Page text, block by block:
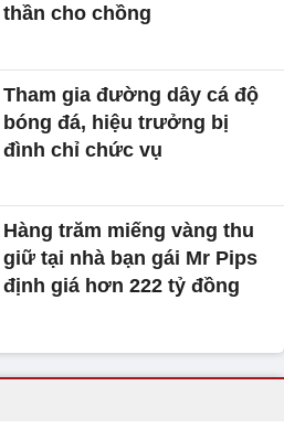
thần cho chồng
Tham gia đường dây cá độ
bóng đá, hiệu trưởng bị
đình chỉ chức vụ
Hàng trăm miếng vàng thu
giữ tại nhà bạn gái Mr Pips
định giá hơn 222 tỷ đồng